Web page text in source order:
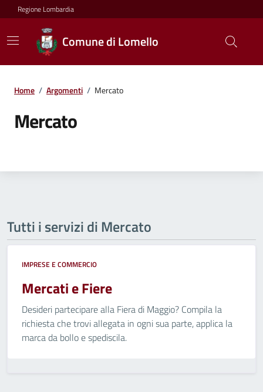
Regione Lombardia
Comune di Lomello
Home / Argomenti / Mercato
Mercato
Tutti i servizi di Mercato
IMPRESE E COMMERCIO
Mercati e Fiere
Desideri partecipare alla Fiera di Maggio? Compila la
richiesta che trovi allegata in ogni sua parte, applica la
marca da bollo e spediscila.